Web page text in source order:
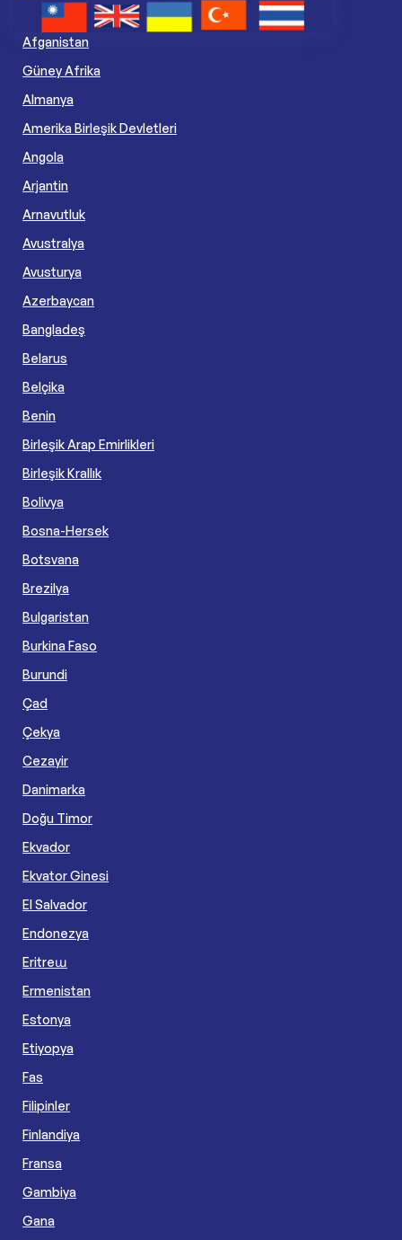
Afganistan
Güney Afrika
Almanya
Amerika Birleşik Devletleri
Angola
Arjantin
Arnavutluk
Avustralya
Avusturya
Azerbaycan
Bangladeş
Belarus
Belçika
Benin
Birleşik Arap Emirlikleri
Birleşik Krallık
Bolivya
Bosna-Hersek
Botsvana
Brezilya
Bulgaristan
Burkina Faso
Burundi
Çad
Çekya
Cezayir
Danimarka
Doğu Timor
Ekvador
Ekvator Ginesi
El Salvador
Endonezya
Eritreա
Ermenistan
Estonya
Etiyopya
Fas
Filipinler
Finlandiya
Fransa
Gambiya
Gana